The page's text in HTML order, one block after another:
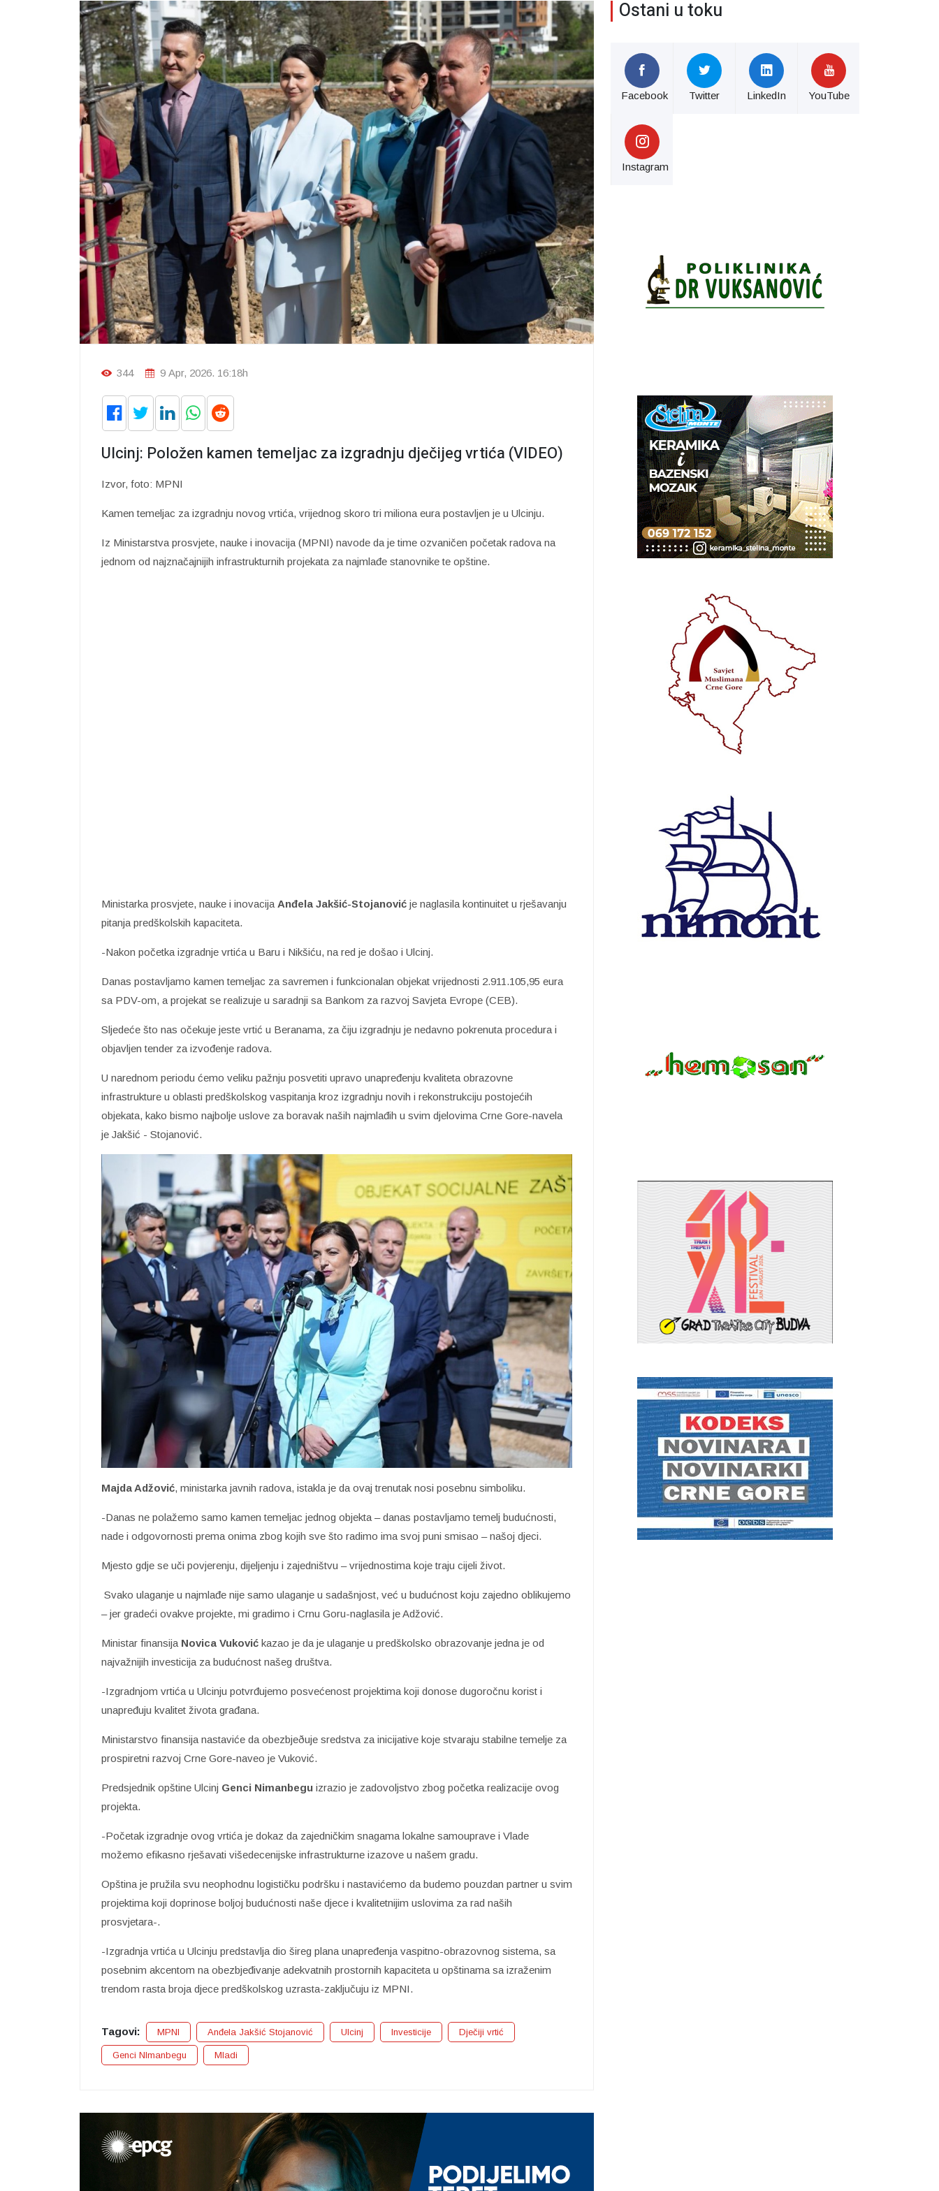
344 9 Apr, 2026. 16:18h
Ulcinj: Položen kamen temeljac za izgradnju dječijeg vrtića (VIDEO)
Izvor, foto: MPNI
Kamen temeljac za izgradnju novog vrtića, vrijednog skoro tri miliona eura postavljen je u Ulcinju.
Iz Ministarstva prosvjete, nauke i inovacija (MPNI) navode da je time ozvaničen početak radova na
jednom od najznačajnijih infrastrukturnih projekata za najmlađe stanovnike te opštine.
Ministarka prosvjete, nauke i inovacija Anđela Jakšić-Stojanović je naglasila kontinuitet u rješavanju
pitanja predškolskih kapaciteta.
-Nakon početka izgradnje vrtića u Baru i Nikšiću, na red je došao i Ulcinj.
Danas postavljamo kamen temeljac za savremen i funkcionalan objekat vrijednosti 2.911.105,95 eura
sa PDV-om, a projekat se realizuje u saradnji sa Bankom za razvoj Savjeta Evrope (CEB).
Sljedeće što nas očekuje jeste vrtić u Beranama, za čiju izgradnju je nedavno pokrenuta procedura i
objavljen tender za izvođenje radova.
U narednom periodu ćemo veliku pažnju posvetiti upravo unapređenju kvaliteta obrazovne
infrastrukture u oblasti predškolskog vaspitanja kroz izgradnju novih i rekonstrukciju postojećih
objekata, kako bismo najbolje uslove za boravak naših najmlađih u svim djelovima Crne Gore-navela
je Jakšić - Stojanović.
Majda Adžović, ministarka javnih radova, istakla je da ovaj trenutak nosi posebnu simboliku.
-Danas ne polažemo samo kamen temeljac jednog objekta – danas postavljamo temelj budućnosti,
nade i odgovornosti prema onima zbog kojih sve što radimo ima svoj puni smisao – našoj djeci.
Mjesto gdje se uči povjerenju, dijeljenju i zajedništvu – vrijednostima koje traju cijeli život.
Svako ulaganje u najmlađe nije samo ulaganje u sadašnjost, već u budućnost koju zajedno oblikujemo
– jer gradeći ovakve projekte, mi gradimo i Crnu Goru-naglasila je Adžović.
Ministar finansija Novica Vuković kazao je da je ulaganje u predškolsko obrazovanje jedna je od
najvažnijih investicija za budućnost našeg društva.
-Izgradnjom vrtića u Ulcinju potvrđujemo posvećenost projektima koji donose dugoročnu korist i
unapređuju kvalitet života građana.
Ministarstvo finansija nastaviće da obezbjeðuje sredstva za inicijative koje stvaraju stabilne temelje za
prospiretni razvoj Crne Gore-naveo je Vuković.
Predsjednik opštine Ulcinj Genci Nimanbegu izrazio je zadovoljstvo zbog početka realizacije ovog
projekta.
-Početak izgradnje ovog vrtića je dokaz da zajedničkim snagama lokalne samouprave i Vlade
možemo efikasno rješavati višedecenijske infrastrukturne izazove u našem gradu.
Opština je pružila svu neophodnu logističku podršku i nastavićemo da budemo pouzdan partner u svim
projektima koji doprinose boljoj budućnosti naše djece i kvalitetnijim uslovima za rad naših
prosvjetara-.
-Izgradnja vrtića u Ulcinju predstavlja dio šireg plana unapređenja vaspitno-obrazovnog sistema, sa
posebnim akcentom na obezbjeđivanje adekvatnih prostornih kapaciteta u opštinama sa izraženim
trendom rasta broja djece predškolskog uzrasta-zaključuju iz MPNI.
Tagovi: MPNI Anđela Jakšić Stojanović Ulcinj Investicije Dječiji vrtić
Genci NImanbegu Mladi
Ostani u toku
Facebook Twitter LinkedIn YouTube
Instagram